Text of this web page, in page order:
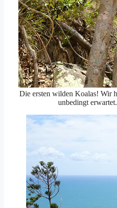
Die ersten wilden Koalas! Wir
unbedingt